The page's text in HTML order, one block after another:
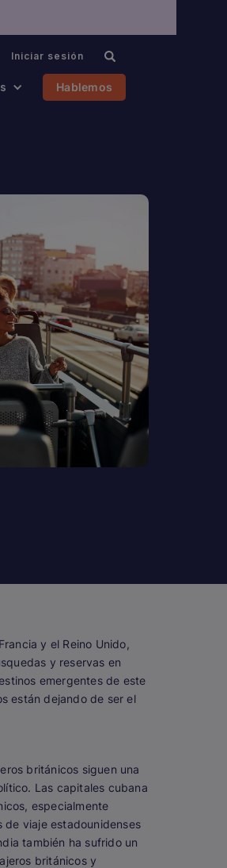
Iniciar sesión
Hablemos
y el Reino Unido,
y reservas en
emergentes de este
están dejando de ser el
británicos siguen una
Las capitales cubana
especialmente
de viaje estadounidenses
también ha sufrido un
británicos y